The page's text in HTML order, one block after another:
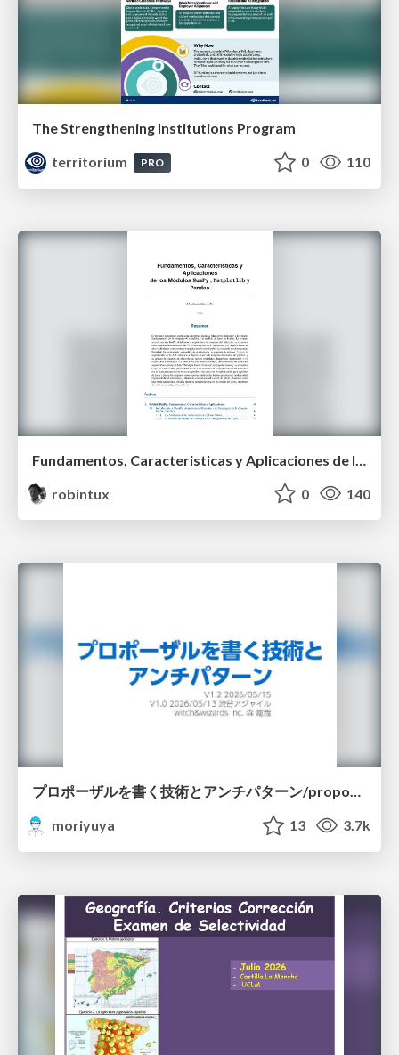
The Strengthening Institutions Program
territorium
PRO 0 110
robintux
0 140
プロポーザルを書く技術とアンチパターン/proposal-writing-and-antipatterns
moriyuya
13 3.7k